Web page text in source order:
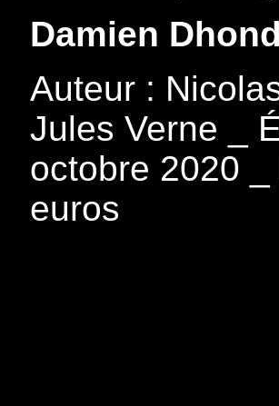
Damien
Auteur :
Jules Verne _
octobre 2020
euros